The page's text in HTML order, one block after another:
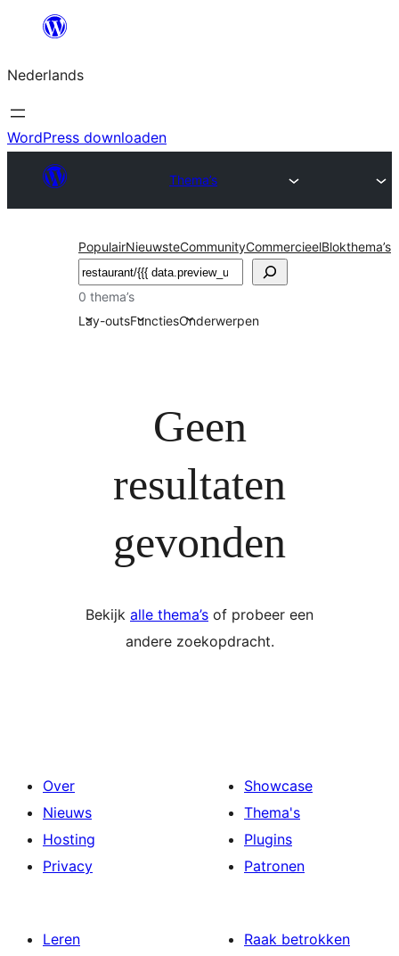
de
inhoud
Nederlands
WordPress downloaden
Thema’s
PopulairNieuwsteCommunityCommercieelBlokthema’s
Zoeken
0 thema’s
Lay-outsFunctiesOnderwerpen
Geen
resultaten
gevonden
Bekijk alle thema’s of probeer een
andere zoekopdracht.
Over
Nieuws
Hosting
Privacy
Showcase
Thema's
Plugins
Patronen
Leren
Raak betrokken